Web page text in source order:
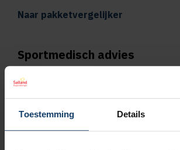
Toestemming Details
Naar pakketvergelijker
Sportmedisch advies
pakket Plus
Vergoeding tot €250